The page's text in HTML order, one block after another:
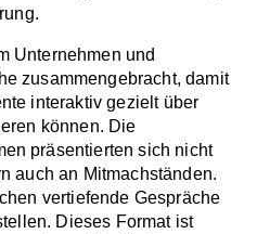
Unternehmen und
zusammengebracht, damit
interaktiv gezielt über
können. Die
präsentierten sich nicht
auch an Mitmachständen.
vertiefende Gespräche
Dieses Format ist